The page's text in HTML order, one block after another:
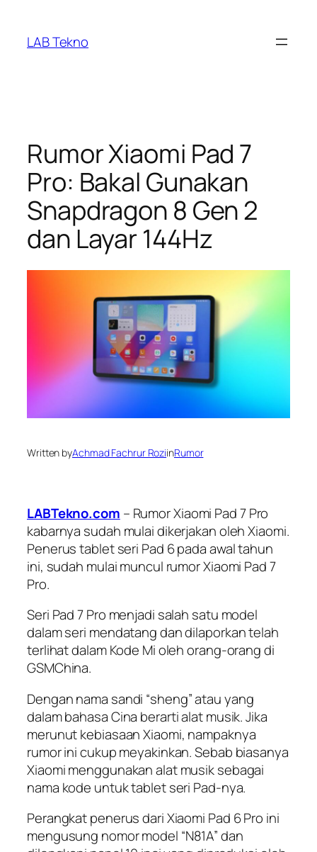
content
LAB Tekno
Rumor Xiaomi Pad 7
Pro: Bakal Gunakan
Snapdragon 8 Gen 2
dan Layar 144Hz
Written byAchmad Fachrur RoziinRumor
LABTekno.com – Rumor Xiaomi Pad 7 Pro
kabarnya sudah mulai dikerjakan oleh Xiaomi.
Penerus tablet seri Pad 6 pada awal tahun
ini, sudah mulai muncul rumor Xiaomi Pad 7
Pro.
Seri Pad 7 Pro menjadi salah satu model
dalam seri mendatang dan dilaporkan telah
terlihat dalam Kode Mi oleh orang-orang di
GSMChina.
Dengan nama sandi “sheng” atau yang
dalam bahasa Cina berarti alat musik. Jika
merunut kebiasaan Xiaomi, nampaknya
rumor ini cukup meyakinkan. Sebab biasanya
Xiaomi menggunakan alat musik sebagai
nama kode untuk tablet seri Pad-nya.
Perangkat penerus dari Xiaomi Pad 6 Pro ini
mengusung nomor model “N81A” dan